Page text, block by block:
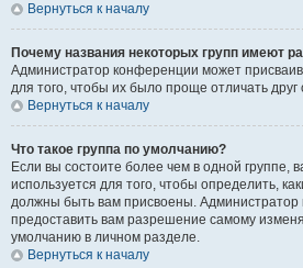
Вернуться к началу
Почему названия некоторых групп имеют
Администратор конференции может
для того, чтобы их было проще отличать друг
Вернуться к началу
Что такое группа по умолчанию?
Если вы состоите более чем в одной группе,
используется для того, чтобы определить,
должны быть вам присвоены.
предоставить вам разрешение самому
умолчанию в личном разделе.
Вернуться к началу